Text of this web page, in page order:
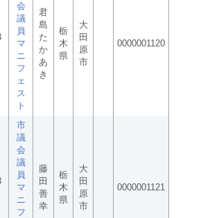
会
議
員
マ
ニ
フ
ェ
ス
ト
君
島
た
か
あ
き
栃
木
県
大
田
原
市
0000001120
市
議
会
議
員
マ
ニ
フ
藤
田
善
幸
栃
木
県
大
田
原
市
0000001121